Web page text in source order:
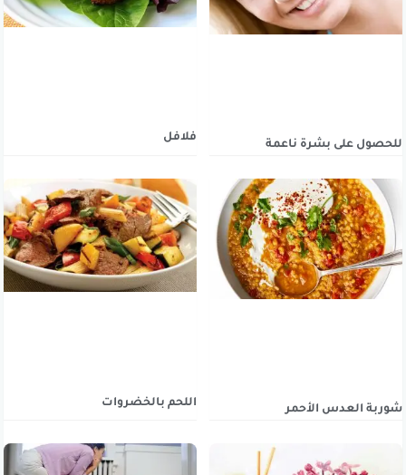
للحصول على بشرة ناعمة
فلافل
شوربة العدس الأحمر
اللحم بالخضروات